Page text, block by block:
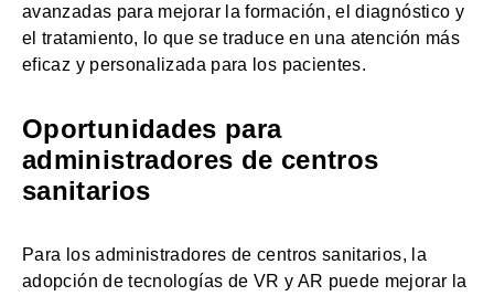
avanzadas para mejorar la formación, el diagnóstico y
el tratamiento, lo que se traduce en una atención más
eficaz y personalizada para los pacientes.
Oportunidades para
administradores de centros
sanitarios
Para los administradores de centros sanitarios, la
adopción de tecnologías de VR y AR puede mejorar la